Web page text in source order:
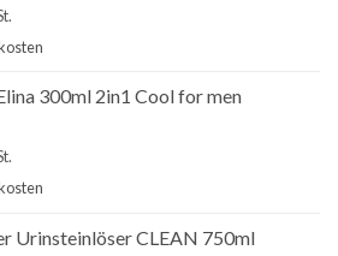
300ml 2in1 Cool for men
Urinsteinlöser CLEAN 750ml